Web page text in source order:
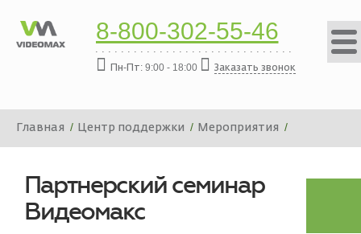
8-800-302-55-46
Пн-Пт: 9:00 - 18:00 Заказать звонок
Главная Центр поддержки
Мероприятия
Партнерский семинар
Видеомакс